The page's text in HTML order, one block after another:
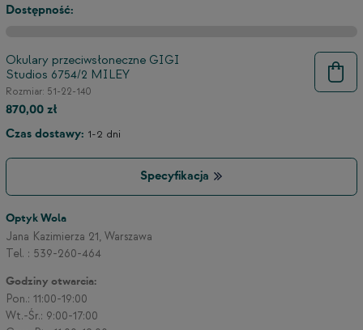
Dostępność:
Okulary przeciwsłoneczne GIGI
Studios 6754/2 MILEY
Rozmiar: 51-22-140
870,00 zł
Czas dostawy: 1-2 dni
Specyfikacja
Optyk Wola
Jana Kazimierza 21, Warszawa
Tel. : 539-260-464
Godziny otwarcia:
Pon.: 11:00-19:00
Wt.-Śr.: 9:00-17:00